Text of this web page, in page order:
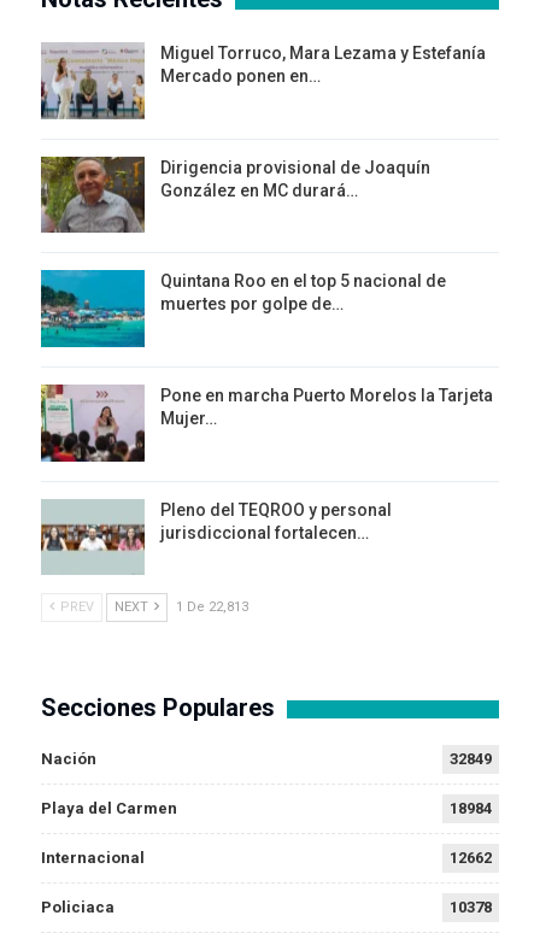
Miguel Torruco, Mara Lezama y Estefanía
Mercado ponen en…
Dirigencia provisional de Joaquín
González en MC durará…
Quintana Roo en el top 5 nacional de
muertes por golpe de…
Pone en marcha Puerto Morelos la Tarjeta
Mujer…
Pleno del TEQROO y personal
jurisdiccional fortalecen…
PREV NEXT 1 De 22,813
Secciones Populares
Nación 32849
Playa del Carmen 18984
Internacional 12662
Policiaca 10378